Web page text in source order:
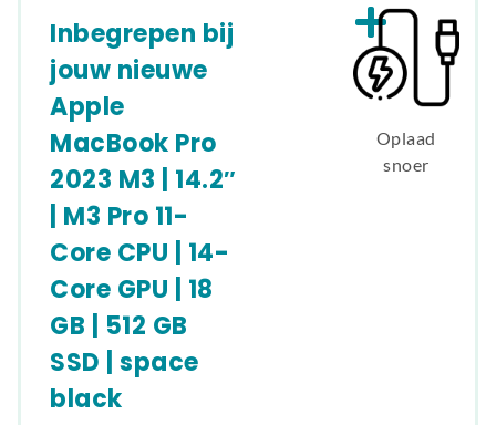
Inbegrepen bij
jouw nieuwe
Apple
MacBook Pro
2023 M3 | 14.2″
| M3 Pro 11-
Core CPU | 14-
Core GPU | 18
GB | 512 GB
SSD | space
black
Oplaad
snoer